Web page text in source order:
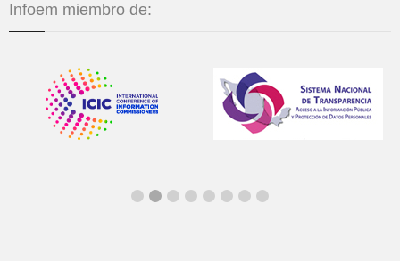
Infoem miembro de: